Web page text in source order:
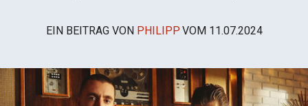
EIN BEITRAG VON PHILIPP VOM 11.07.2024